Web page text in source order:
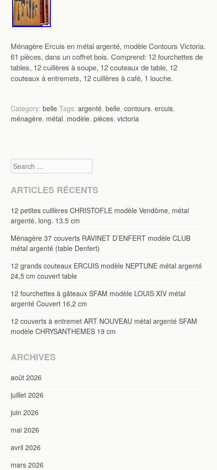
Ménagère Ercuis en métal argenté, modèle Contours Victoria.
61 pièces, dans un coffret bois. Comprend: 12 fourchettes de
tables, 12 cuillères à soupe, 12 couteaux de table, 12
couteaux à entremets, 12 cuillères à café, 1 louche.
Category:belle Tags:argenté,belle,contours,ercuis,
ménagère, métal, modèle,pièces,victoria
Search
ARTICLES RÉCENTS
12 petites cuillères CHRISTOFLE modèle Vendôme, métal
argenté, long. 13.5 cm
Ménagère 37 couverts RAVINET D’ENFERT modèle CLUB
métal argenté (table Denfert)
12 grands couteaux ERCUIS modèle NEPTUNE métal argenté
24,5 cm couvert table
12 fourchettes à gâteaux SFAM modèle LOUIS XIV métal
argenté Couvert 16,2 cm
12 couverts à entremet ART NOUVEAU métal argenté SFAM
modèle CHRYSANTHEMES 19 cm
ARCHIVES
août 2026
juillet 2026
juin 2026
mai 2026
avril 2026
mars 2026